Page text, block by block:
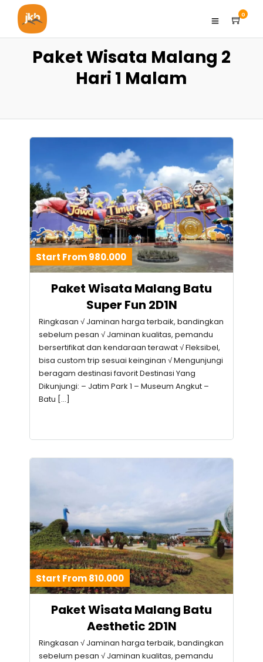
0
Paket Wisata Malang 2
Hari 1 Malam
Start From 980.000
Paket Wisata Malang Batu
Super Fun 2D1N
Ringkasan √ Jaminan harga terbaik, bandingkan
sebelum pesan √ Jaminan kualitas, pemandu
bersertifikat dan kendaraan terawat √ Fleksibel,
bisa custom trip sesuai keinginan √ Mengunjungi
beragam destinasi favorit Destinasi Yang
Dikunjungi: – Jatim Park 1 – Museum Angkut –
Batu […]
Start From 810.000
Paket Wisata Malang Batu
Aesthetic 2D1N
Ringkasan √ Jaminan harga terbaik, bandingkan
sebelum pesan √ Jaminan kualitas, pemandu